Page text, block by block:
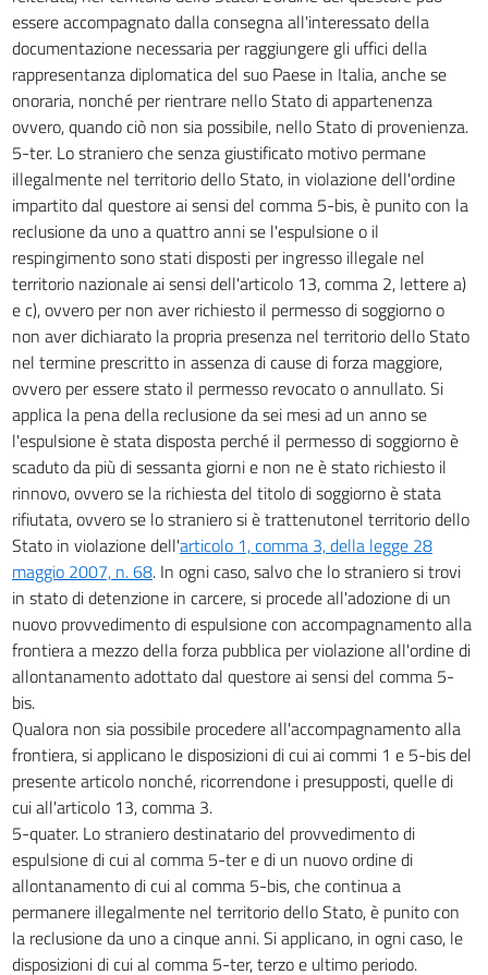
essere accompagnato dalla consegna all'interessato della
documentazione necessaria per raggiungere gli uffici della
rappresentanza diplomatica del suo Paese in Italia, anche se
onoraria, nonché per rientrare nello Stato di appartenenza
ovvero, quando ciò non sia possibile, nello Stato di provenienza.
5-ter. Lo straniero che senza giustificato motivo permane
illegalmente nel territorio dello Stato, in violazione dell'ordine
impartito dal questore ai sensi del comma 5-bis, è punito con la
reclusione da uno a quattro anni se l'espulsione o il
respingimento sono stati disposti per ingresso illegale nel
territorio nazionale ai sensi dell'articolo 13, comma 2, lettere a)
e c), ovvero per non aver richiesto il permesso di soggiorno o
non aver dichiarato la propria presenza nel territorio dello Stato
nel termine prescritto in assenza di cause di forza maggiore,
ovvero per essere stato il permesso revocato o annullato. Si
applica la pena della reclusione da sei mesi ad un anno se
l'espulsione è stata disposta perché il permesso di soggiorno è
scaduto da più di sessanta giorni e non ne è stato richiesto il
rinnovo, ovvero se la richiesta del titolo di soggiorno è stata
rifiutata, ovvero se lo straniero si è trattenutonel territorio dello
Stato in violazione dell'articolo 1, comma 3, della legge 28
maggio 2007, n. 68. In ogni caso, salvo che lo straniero si trovi
in stato di detenzione in carcere, si procede all'adozione di un
nuovo provvedimento di espulsione con accompagnamento alla
frontiera a mezzo della forza pubblica per violazione all'ordine di
allontanamento adottato dal questore ai sensi del comma 5-
bis.
Qualora non sia possibile procedere all'accompagnamento alla
frontiera, si applicano le disposizioni di cui ai commi 1 e 5-bis del
presente articolo nonché, ricorrendone i presupposti, quelle di
cui all'articolo 13, comma 3.
5-quater. Lo straniero destinatario del provvedimento di
espulsione di cui al comma 5-ter e di un nuovo ordine di
allontanamento di cui al comma 5-bis, che continua a
permanere illegalmente nel territorio dello Stato, è punito con
la reclusione da uno a cinque anni. Si applicano, in ogni caso, le
disposizioni di cui al comma 5-ter, terzo e ultimo periodo.